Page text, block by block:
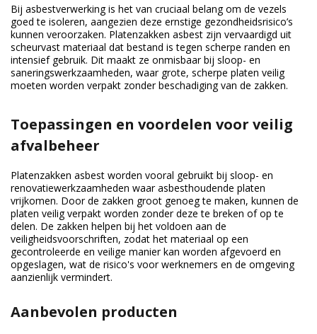
Bij asbestverwerking is het van cruciaal belang om de vezels
goed te isoleren, aangezien deze ernstige gezondheidsrisico’s
kunnen veroorzaken. Platenzakken asbest zijn vervaardigd uit
scheurvast materiaal dat bestand is tegen scherpe randen en
intensief gebruik. Dit maakt ze onmisbaar bij sloop- en
saneringswerkzaamheden, waar grote, scherpe platen veilig
moeten worden verpakt zonder beschadiging van de zakken.
Toepassingen en voordelen voor veilig
afvalbeheer
Platenzakken asbest worden vooral gebruikt bij sloop- en
renovatiewerkzaamheden waar asbesthoudende platen
vrijkomen. Door de zakken groot genoeg te maken, kunnen de
platen veilig verpakt worden zonder deze te breken of op te
delen. De zakken helpen bij het voldoen aan de
veiligheidsvoorschriften, zodat het materiaal op een
gecontroleerde en veilige manier kan worden afgevoerd en
opgeslagen, wat de risico's voor werknemers en de omgeving
aanzienlijk vermindert.
Aanbevolen producten